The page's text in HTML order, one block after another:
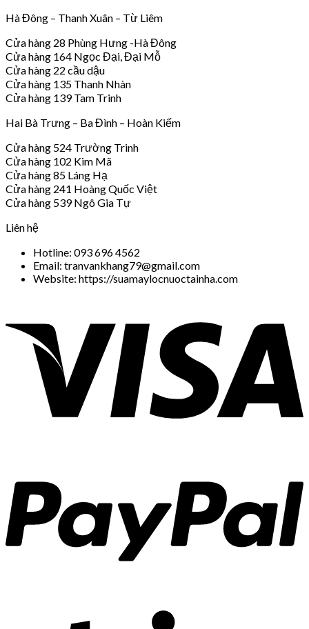
Hà Đông – Thanh Xuân – Từ Liêm
Cửa hàng 28 Phùng Hưng -Hà Đông
Cửa hàng 164 Ngọc Đại, Đại Mỗ
Cửa hàng 22 cầu dậu
Cửa hàng 135 Thanh Nhàn
Cửa hàng 139 Tam Trinh
Hai Bà Trưng – Ba Đình – Hoàn Kiếm
Cửa hàng 524 Trường Trinh
Cửa hàng 102 Kim Mã
Cửa hàng 85 Láng Hạ
Cửa hàng 241 Hoàng Quốc Việt
Cửa hàng 539 Ngô Gia Tự
Liên hệ
Hotline: 093 696 4562
Email: tranvankhang79@gmail.com
Website: https://suamaylocnuoctainha.com